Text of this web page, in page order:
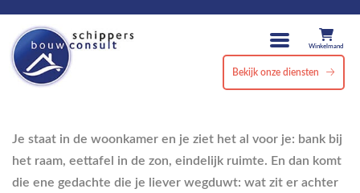
Winkelmand
Bekijk onze diensten
Je staat in de woonkamer en je ziet het al voor je: bank bij
het raam, eettafel in de zon, eindelijk ruimte. En dan komt
die ene gedachte die je liever wegduwt: wat zit er achter